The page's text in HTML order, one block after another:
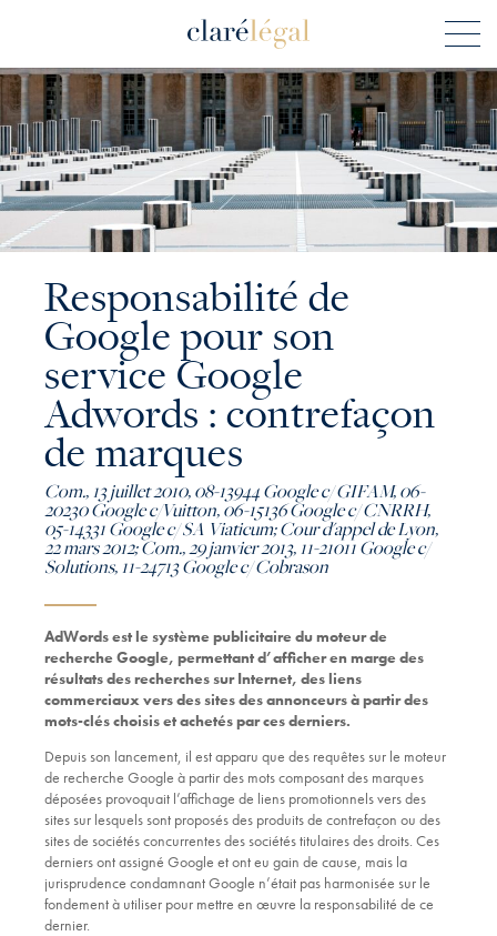
Responsabilité de
Google pour son
service Google
Adwords : contrefaçon
de marques
Com., 13 juillet 2010, 08-13944 Google c/ GIFAM, 06-
20230 Google c/Vuitton, 06-15136 Google c/ CNRRH,
05-14331 Google c/ SA Viaticum; Cour d'appel de Lyon,
22 mars 2012; Com., 29 janvier 2013, 11-21011 Google c/
Solutions, 11-24713 Google c/ Cobrason
AdWords est le système publicitaire du moteur de
recherche Google, permettant d’afficher en marge des
résultats des recherches sur Internet, des liens
commerciaux vers des sites des annonceurs à partir des
mots-clés choisis et achetés par ces derniers.
Depuis son lancement, il est apparu que des requêtes sur le moteur
de recherche Google à partir des mots composant des marques
déposées provoquait l’affichage de liens promotionnels vers des
sites sur lesquels sont proposés des produits de contrefaçon ou des
sites de sociétés concurrentes des sociétés titulaires des droits. Ces
derniers ont assigné Google et ont eu gain de cause, mais la
jurisprudence condamnant Google n’était pas harmonisée sur le
fondement à utiliser pour mettre en œuvre la responsabilité de ce
dernier.